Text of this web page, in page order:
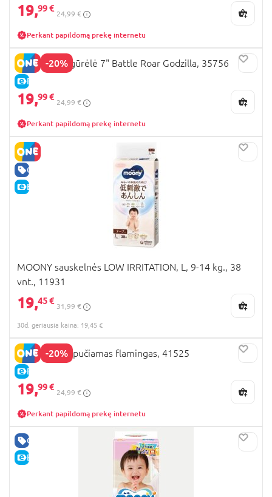
19,99 €
24,99 €
Perkant papildomą prekę internetu
-20%
E-KAINA
GODZILLA figūrėlė 7" Battle Roar Godzilla, 35756
19,99 €
24,99 €
Perkant papildomą prekę internetu
GERA KAINA
E-KAINA
MOONY sauskelnės LOW IRRITATION, L, 9-14 kg., 38
vnt., 11931
19,45 €
31,99 €
30d. geriausia kaina: 19,45 €
-20%
E-KAINA
BESTWAY pripučiamas flamingas, 41525
19,99 €
24,99 €
Perkant papildomą prekę internetu
GERA KAINA
E-KAINA